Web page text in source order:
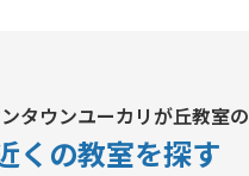
タウンユーカリが丘教室の
くの教室を探す